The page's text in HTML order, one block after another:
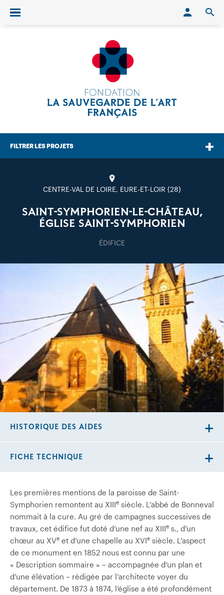
Ouvrir/fermer le menu
FILTRER LES PROJETS
CENTRE-VAL DE LOIRE, EURE-ET-LOIR (28)
SAINT-SYMPHORIEN-LE-CHÂTEAU,
ÉGLISE SAINT-SYMPHORIEN
ÉDIFICE
Les premières mentions de la paroisse de Saint-
Symphorien remontent au XIIIe siècle. L’abbé de Bonneval
nommait à la cure. Au gré de campagnes successives de
travaux, cet édifice fut doté d’une nef au XIIIe s., d’un
chœur au XVe et d’une chapelle au XVIe siècle. L’aspect
de ce monument en 1852 nous est connu par une
« Description sommaire » – accompagnée d’un plan et
d’une élévation – rédigée par l’architecte voyer du
département. De 1873 à 1874, l’église a été profondément
HISTORIQUE DES AIDES
FICHE TECHNIQUE